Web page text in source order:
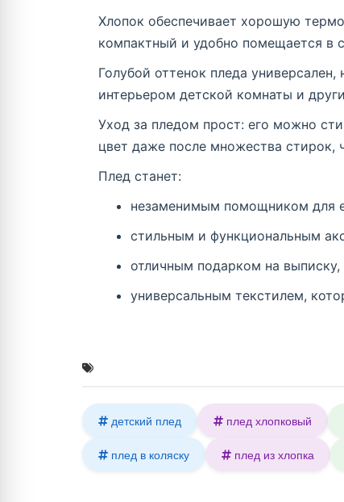
Хлопок обеспечивает хорошую
компактный и удобно помещается в
Голубой оттенок пледа
интерьером детской комнаты и
Уход за пледом прост: его можно
цвет даже после множества стирок,
Плед станет:
незаменимым помощником для
стильным и функциональным
отличным подарком на
универсальным текстилем,
детский плед плед хлопковый
плед в коляску плед из хлопка